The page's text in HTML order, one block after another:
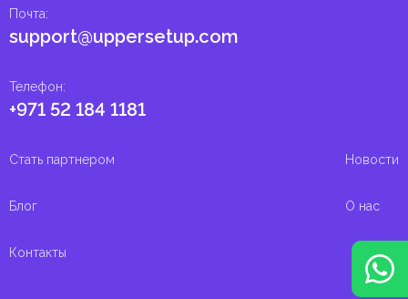
Телефон:
+971 52 184 1181
Почта:
support@uppersetup.com
Стать партнером Новости
Блог О нас
Контакты